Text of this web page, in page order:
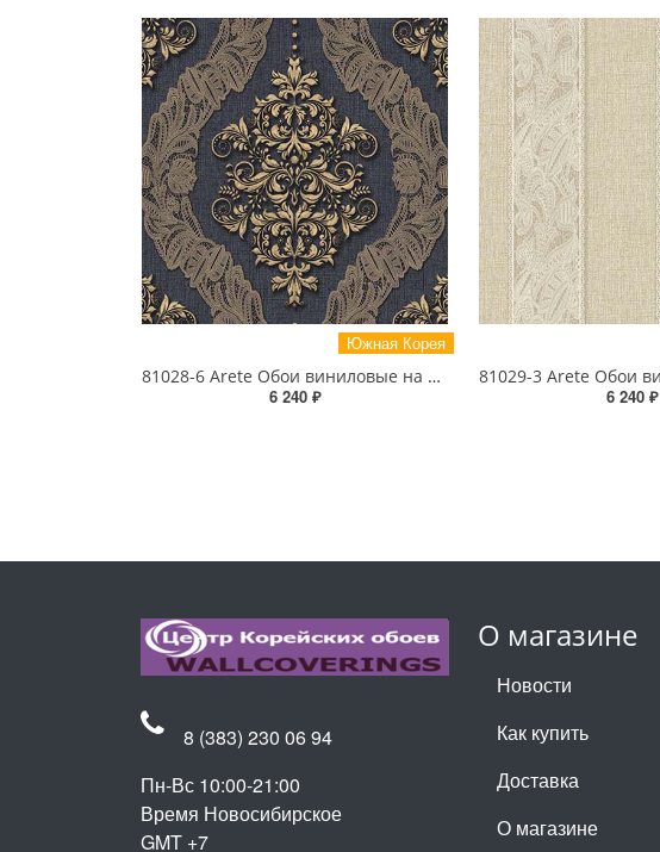
Южная Корея
81028-6 Arete Обои виниловые на бумажной основе 1.06*15.6
6 240 ₽
6 240 ₽
О магазине
Новости
Как купить
Доставка
О магазине
8 (383) 230 06 94
Пн-Вс 10:00-21:00
Время Новосибирское
GMT +7